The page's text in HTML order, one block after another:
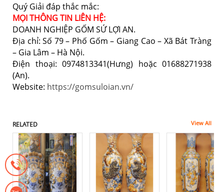
Quý Giải đáp thắc mắc:
MỌI THÔNG TIN LIÊN HỆ:
DOANH NGHIỆP GỐM SỨ LỢI AN.
Địa chỉ: Số 79 – Phố Gốm – Giang Cao – Xã Bát Tràng
– Gia Lâm – Hà Nội.
Điện thoại: 0974813341(Hưng) hoặc 01688271938
(An).
Website: https://gomsuloian.vn/
RELATED View All